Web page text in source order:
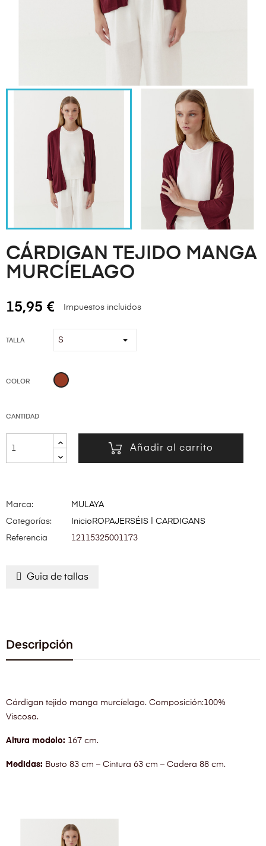
CÁRDIGAN TEJIDO MANGA
MURCÍELAGO
15,95 € Impuestos incluidos
TALLA
COLOR teja
CANTIDAD
Añadir al carrito
Marca:
MULAYA
Categorías:
Inicio ROPAJERSÉIS | CARDIGANS
Referencia
12115325001173
Guia de tallas
Descripción
Cárdigan tejido manga murcíelago. Composición:100%
Viscosa.
Altura modelo: 167 cm.
Medidas: Busto 83 cm – Cintura 63 cm – Cadera 88 cm.